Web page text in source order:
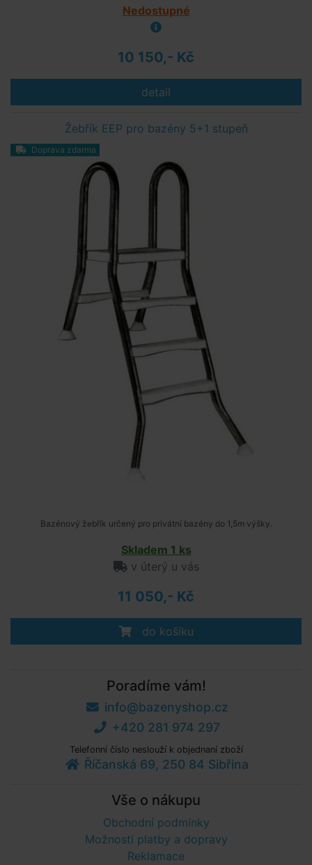
Nedostupné
10 150,- Kč
detail
Žebřík EEP pro bazény 5+1 stupeň
Doprava zdarma
Bazénový žebřík určený pro privátní bazény do 1,5m výšky.
Skladem 1 ks
v úterý u vás
11 050,- Kč
do košíku
Poradíme vám!
info@bazenyshop.cz
+420 281 974 297
Telefonní číslo neslouží k objednaní zboží
Říčanská 69, 250 84 Sibřina
Vše o nákupu
Obchodní podmínky
Možnosti platby a dopravy
Reklamace